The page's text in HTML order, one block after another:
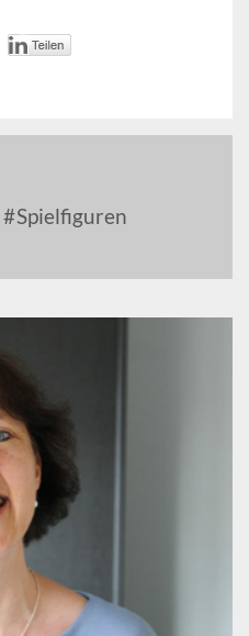
Spielfiguren